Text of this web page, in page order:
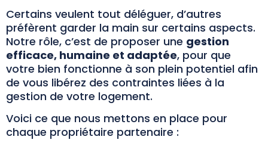
Certains veulent tout déléguer, d’autres
préfèrent garder la main sur certains aspects.
Notre rôle, c’est de proposer une gestion
efficace, humaine et adaptée, pour que
votre bien fonctionne à son plein potentiel afin
de vous libérez des contraintes liées à la
gestion de votre logement.
Voici ce que nous mettons en place pour
chaque propriétaire partenaire :